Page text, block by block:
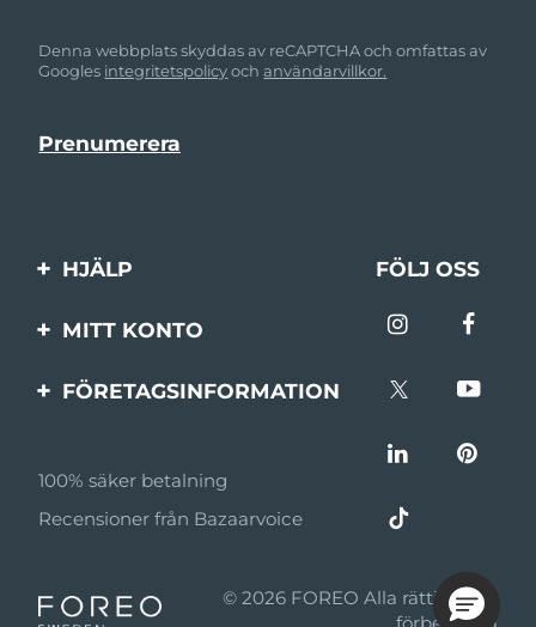
Denna webbplats skyddas av reCAPTCHA och omfattas av
Googles integritetspolicyochanvändarvillkor.
HJÄLP
Kontakta oss
FÖLJ OSS
MITT KONTO
Produktregistrering
FÖRETAGSINFORMATION
Affiliateprogram
Affiliate-nyheter
Återförsäljare
100% säker betalning
Recensioner från Bazaarvoice
© 2026 FOREO Alla rättigheter